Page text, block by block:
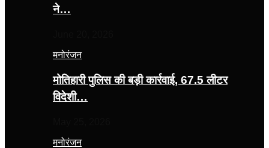
ने…
मनोरंजन
मोतिहारी पुलिस की बड़ी कार्रवाई, 67.5 लीटर
विदेशी…
मनोरंजन